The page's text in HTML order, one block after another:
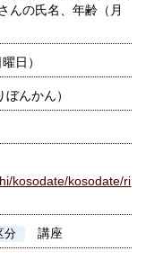
んの氏名、年齢（月
日）
んかん）
kosodate/kosodate/ri
分 講座